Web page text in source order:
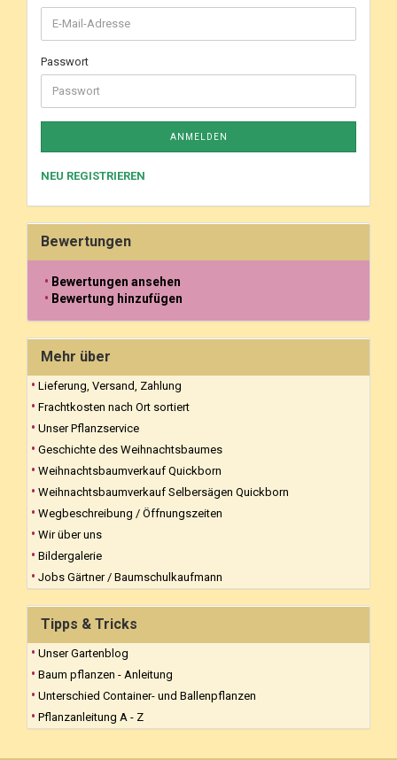
Passwort
ANMELDEN
NEU REGISTRIEREN
Bewertungen
Bewertungen ansehen
Bewertung hinzufügen
Mehr über
Lieferung, Versand, Zahlung
Frachtkosten nach Ort sortiert
Unser Pflanzservice
Geschichte des Weihnachtsbaumes
Weihnachtsbaumverkauf Quickborn
Weihnachtsbaumverkauf Selbersägen Quickborn
Wegbeschreibung / Öffnungszeiten
Wir über uns
Bildergalerie
Jobs Gärtner / Baumschulkaufmann
Tipps & Tricks
Unser Gartenblog
Baum pflanzen - Anleitung
Unterschied Container- und Ballenpflanzen
Pflanzanleitung A - Z